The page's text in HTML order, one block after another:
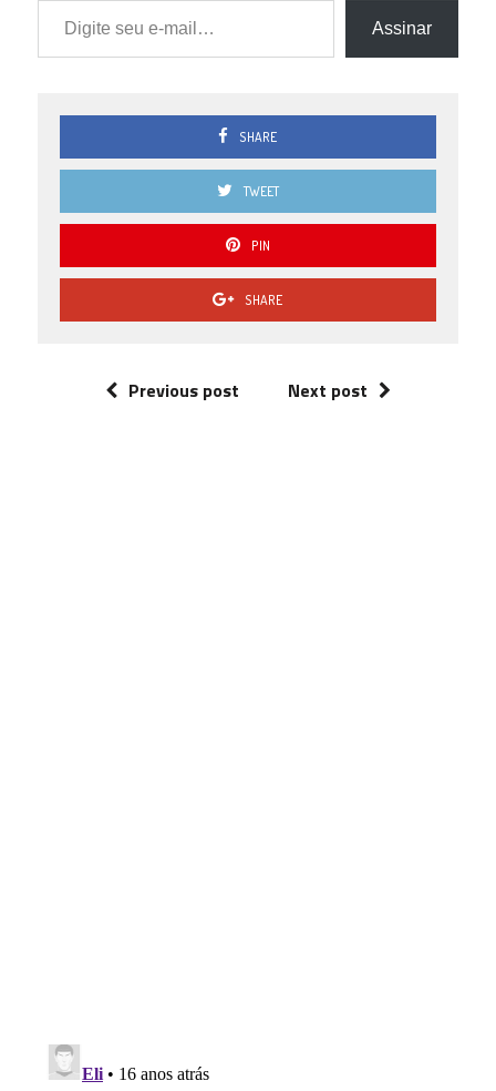
Assinar
SHARE
TWEET
PIN
SHARE
Previous post Next post